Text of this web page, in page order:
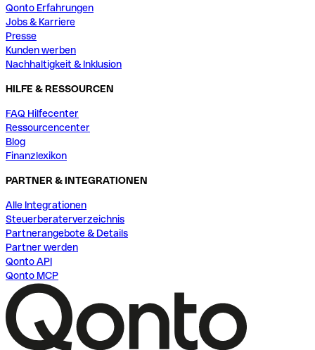
Qonto Erfahrungen
Jobs & Karriere
Presse
Kunden werben
Nachhaltigkeit & Inklusion
HILFE & RESSOURCEN
FAQ Hilfecenter
Ressourcencenter
Blog
Finanzlexikon
PARTNER & INTEGRATIONEN
Alle Integrationen
Steuerberaterverzeichnis
Partnerangebote & Details
Partner werden
Qonto API
Qonto MCP